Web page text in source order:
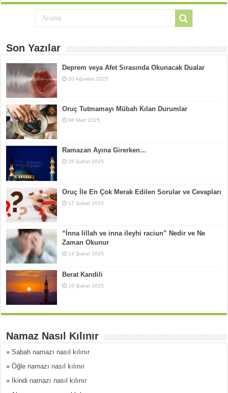
Son Yazılar
Deprem veya Afet Sırasında Okunacak Dualar
20 Ağustos 2025
Oruç Tutmamayı Mübah Kılan Durumlar
08 Mart 2025
Ramazan Ayına Girerken…
26 Şubat 2025
Oruç İle En Çok Merak Edilen Sorular ve Cevapları
17 Şubat 2025
“İnna lillah ve inna ileyhi raciun” Nedir ve Ne
Zaman Okunur
14 Şubat 2025
Berat Kandili
10 Şubat 2025
Namaz Nasıl Kılınır
»Sabah namazı nasıl kılınır
»Öğle namazı nasıl kılınır
»
İkindi namazı nasıl kılınır